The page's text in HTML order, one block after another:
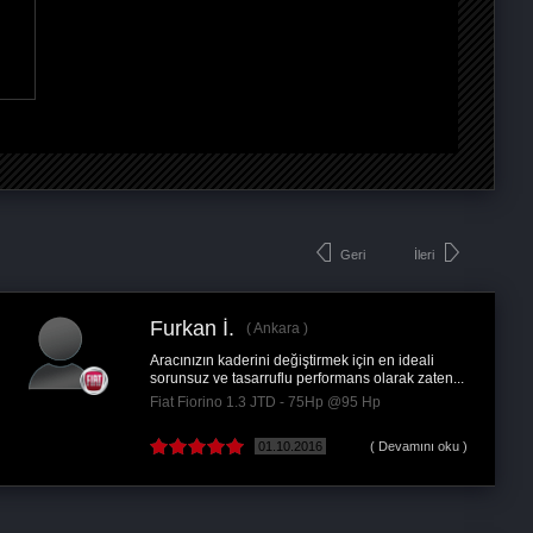
Geri
Furkan İ.
Ankara
Aracınızın kaderini değiştirmek için en ideali
sorunsuz ve tasarruflu performans olarak zaten...
Fiat Fiorino 1.3 JTD - 75Hp @95 Hp
01.10.2016 ( Devamını oku )
İleri